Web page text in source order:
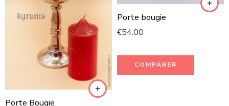
Porte Bougie
Porte bougie
€54.00
COMPARER